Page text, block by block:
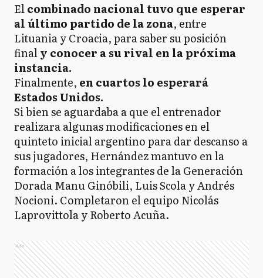
Elcombinado nacional tuvo que esperar
al último partido de la zona, entre
Lituania y Croacia, para saber su posición
finaly conocer a su rival en la próxima
instancia.
Finalmente, en cuartos lo esperará
Estados Unidos.
Si bien se aguardaba a que el entrenador
realizara algunas modificaciones en el
quinteto inicial argentino para dar descanso a
sus jugadores, Hernández mantuvo en la
formación a los integrantes de la Generación
Dorada Manu Ginóbili, Luis Scola y Andrés
Nocioni. Completaron el equipo Nicolás
Laprovittola y Roberto Acuña.
Ads